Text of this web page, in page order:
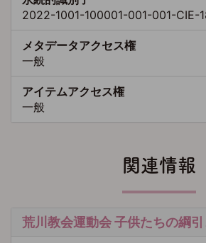
2022-1001-100001-001-001-CIE-
メタデータアクセス権
一般
アイテムアクセス権
一般
関連情報
荒川教会運動会 子供たちの綱